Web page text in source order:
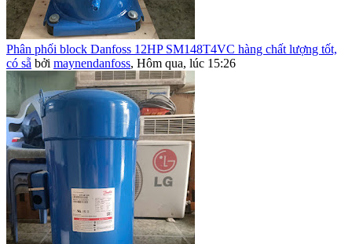
Phân phối block Danfoss 12HP SM148T4VC hàng chất lượng tốt,
có sẵ bởi maynendanfoss, Hôm qua, lúc 15:26